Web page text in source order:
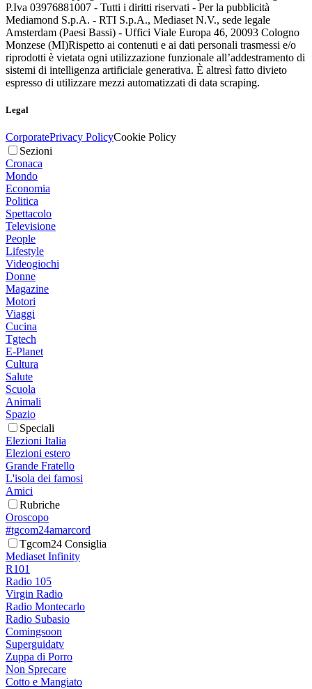
P.Iva 03976881007 - Tutti i diritti riservati - Per la pubblicità
Mediamond S.p.A. - RTI S.p.A., Mediaset N.V., sede legale
Amsterdam (Paesi Bassi) - Uffici Viale Europa 46, 20093 Cologno
Monzese (MI)Rispetto ai contenuti e ai dati personali trasmessi e/o
riprodotti è vietata ogni utilizzazione funzionale all’addestramento di
sistemi di intelligenza artificiale generativa. È altresì fatto divieto
espresso di utilizzare mezzi automatizzati di data scraping.
Legal
CorporatePrivacy PolicyCookie Policy
Sezioni
Cronaca
Mondo
Economia
Politica
Spettacolo
Televisione
People
Lifestyle
Videogiochi
Donne
Magazine
Motori
Viaggi
Cucina
Tgtech
E-Planet
Cultura
Salute
Scuola
Animali
Spazio
Speciali
Elezioni Italia
Elezioni estero
Grande Fratello
L'isola dei famosi
Amici
Rubriche
Oroscopo
#tgcom24amarcord
Tgcom24 Consiglia
Mediaset Infinity
R101
Radio 105
Virgin Radio
Radio Montecarlo
Radio Subasio
Comingsoon
Superguidatv
Zuppa di Porro
Non Sprecare
Cotto e Mangiato